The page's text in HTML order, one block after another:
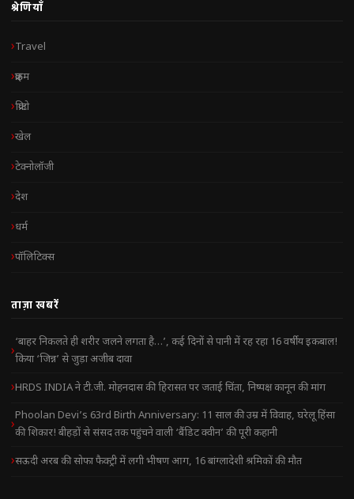
श्रेणियाँ
Travel
क्राइम
क्रिप्टो
खेल
टेक्नोलॉजी
देश
धर्म
पॉलिटिक्स
ताज़ा खबरें
‘बाहर निकलते ही शरीर जलने लगता है…’, कई दिनों से पानी में रह रहा 16 वर्षीय इकबाल!
किया ‘जिन्न’ से जुड़ा अजीब दावा
HRDS INDIA ने टी.जी. मोहनदास की हिरासत पर जताई चिंता, निष्पक्ष कानून की मांग
Phoolan Devi’s 63rd Birth Anniversary: 11 साल की उम्र में विवाह, घरेलू हिंसा
की शिकार! बीहड़ों से संसद तक पहुंचने वाली ‘बैंडिट क्वीन’ की पूरी कहानी
सऊदी अरब की सोफा फैक्ट्री में लगी भीषण आग, 16 बांग्लादेशी श्रमिकों की मौत